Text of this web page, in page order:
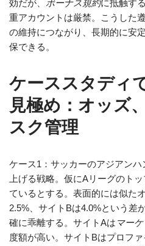
効だが、 ボーナス規約に抵触す
重アカウントは厳禁。こうした
の維持につながり、長期的に安
保できる。
ケーススタディ
見極め：オッズ
スク管理
ケース1：サッカーのアジアン
上げる戦略。仮にAリーグのト
ているとする。表面的には似た
2.5%、サイトBは4.0%という差
確に乖離する。サイトAは マー
度額が高い。サイトBはプロフ